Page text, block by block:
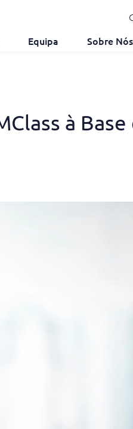
Equipa Sobre Nós
à Base